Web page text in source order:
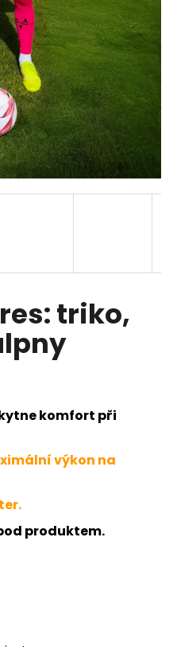
triko,
komfort při
výkon na
produktem.